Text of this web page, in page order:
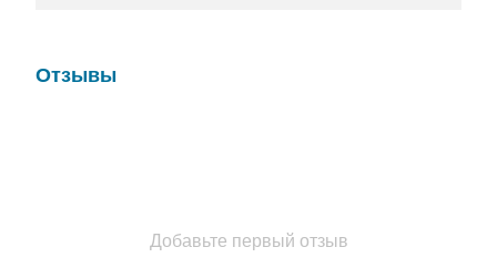
Отзывы
Добавьте первый отзыв